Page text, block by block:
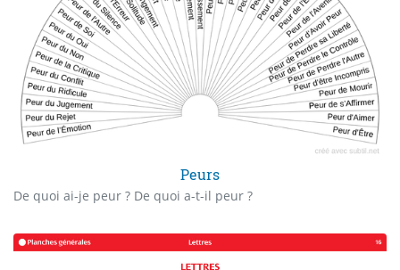
Peurs
De quoi ai-je peur ? De quoi a-t-il peur ?